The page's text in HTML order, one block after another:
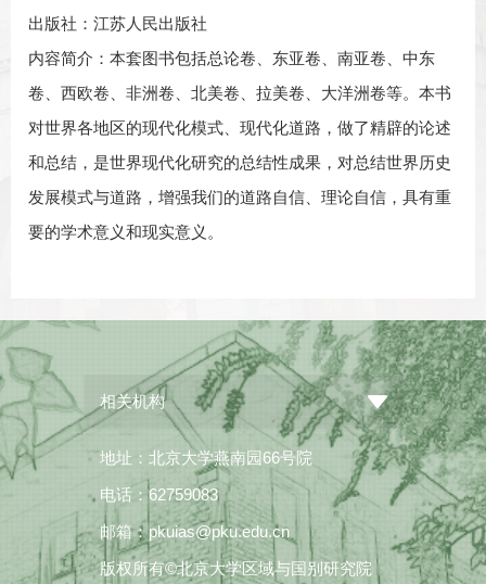
出版社：江苏人民出版社
内容简介：本套图书包括总论卷、东亚卷、南亚卷、中东
卷、西欧卷、非洲卷、北美卷、拉美卷、大洋洲卷等。本书
对世界各地区的现代化模式、现代化道路，做了精辟的论述
和总结，是世界现代化研究的总结性成果，对总结世界历史
发展模式与道路，增强我们的道路自信、理论自信，具有重
要的学术意义和现实意义。
相关机构
地址：北京大学燕南园66号院
电话：62759083
邮箱：pkuias@pku.edu.cn
版权所有©北京大学区域与国别研究院